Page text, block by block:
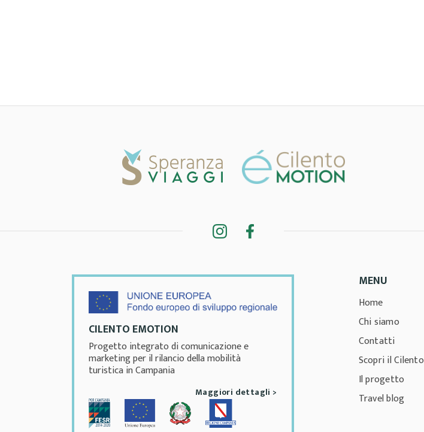
CILENTO EMOTION
Progetto integrato di comunicazione e
marketing per il rilancio della mobilità
turistica in Campania
Maggiori dettagli >
MENU
Home
Chi siamo
Contatti
Scopri il Cilento
Il progetto
Travel blog